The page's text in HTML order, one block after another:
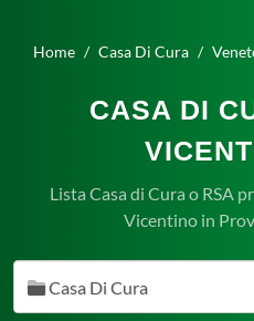
Home Casa Di Cura
CASA DI
Lista Casa di Cura o RSA
Vicentino in
Casa Di Cura